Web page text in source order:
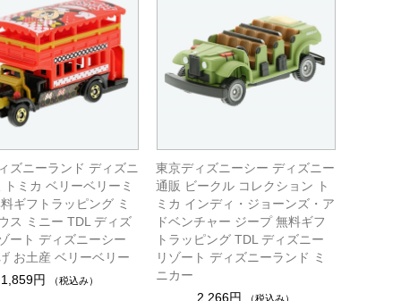
ズニーランド ディズニ
トミカ ベリーベリーミ
ギフトラッピング ミ
ス ミニー TDL ディズ
ート ディズニーシー
お土産 ベリーベリー
1,859円
（税込み）
東京ディズニーシー ディズニー
通販 ビークル コレクション ト
ミカ インディ・ジョーンズ・ア
ドベンチャー ジープ 無料ギフ
トラッピング TDL ディズニー
リゾート ディズニーランド ミ
ニカー
2,266円
（税込み）